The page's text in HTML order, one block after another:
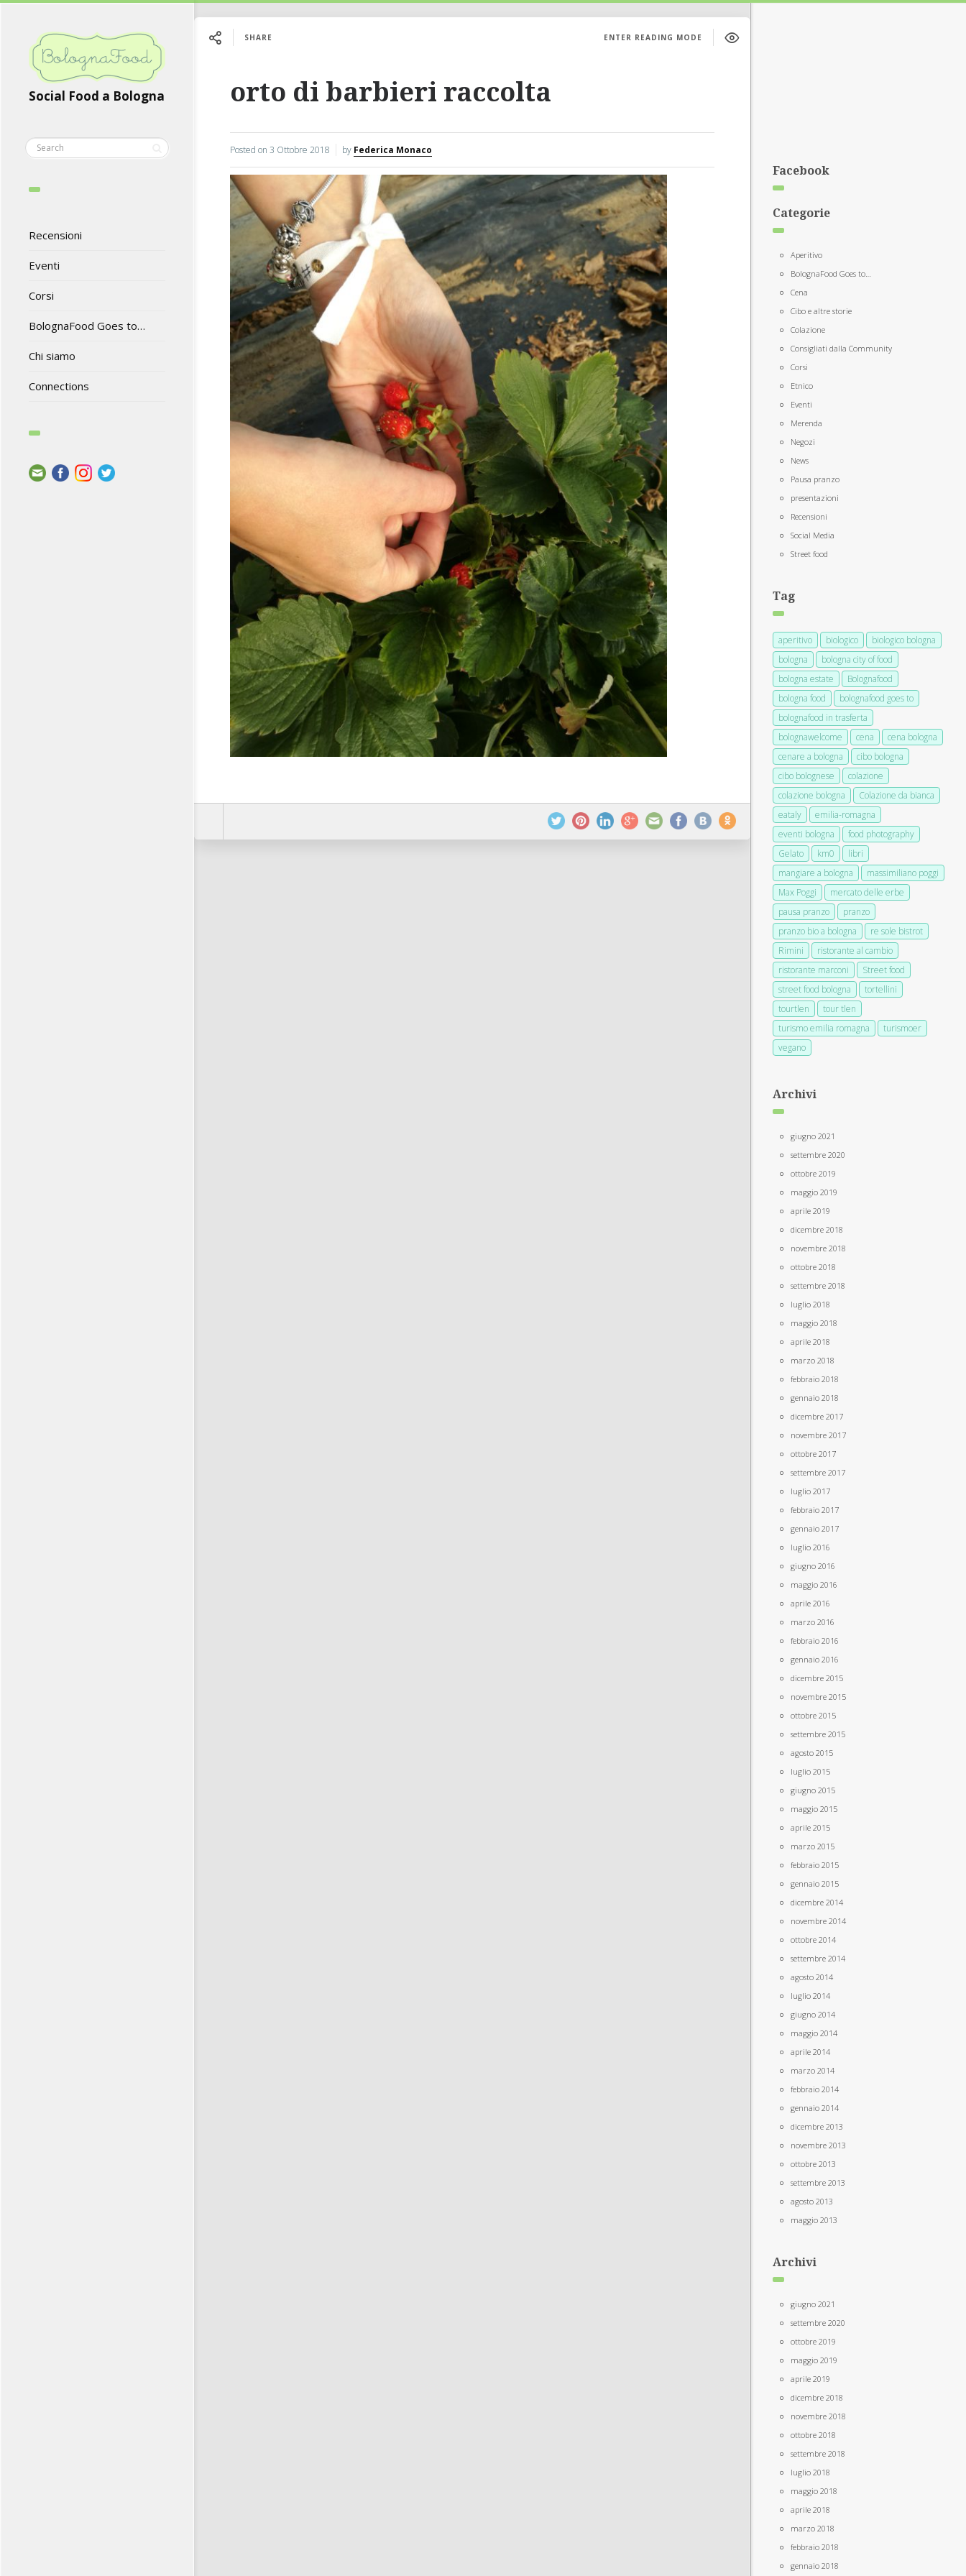
Social Food a Bologna
Recensioni
Eventi
Corsi
BolognaFood Goes to…
Chi siamo
Connections
SHARE ENTER READING MODE
orto di barbieri raccolta
Posted on 3 Ottobre 2018 by Federica Monaco
Facebook
Categorie
Aperitivo
BolognaFood Goes to…
Cena
Cibo e altre storie
Colazione
Consigliati dalla Community
Corsi
Etnico
Eventi
Merenda
Negozi
News
Pausa pranzo
presentazioni
Recensioni
Social Media
Street food
Tag
aperitivo biologico
biologico bologna
bologna
bologna city of food
bologna estate
Bolognafood
bologna food
bolognafood goes to
bolognafood in trasferta
bolognawelcome
cena
cena bologna
cenare a bologna
cibo bologna
cibo bolognese
colazione
colazione bologna
Colazione da bianca
eataly
emilia-romagna
eventi bologna
food photography
Gelato
km0
libri
mangiare a bologna
massimiliano poggi
Max Poggi
mercato delle erbe
pausa pranzo
pranzo
pranzo bio a bologna
re sole bistrot
Rimini
ristorante al cambio
ristorante marconi
Street food
street food bologna
tortellini
tourtlen
tour tlen
turismo emilia romagna
turismoer
vegano
Archivi
giugno 2021
settembre 2020
ottobre 2019
maggio 2019
aprile 2019
dicembre 2018
novembre 2018
ottobre 2018
settembre 2018
luglio 2018
maggio 2018
aprile 2018
marzo 2018
febbraio 2018
gennaio 2018
dicembre 2017
novembre 2017
ottobre 2017
settembre 2017
luglio 2017
febbraio 2017
gennaio 2017
luglio 2016
giugno 2016
maggio 2016
aprile 2016
marzo 2016
febbraio 2016
gennaio 2016
dicembre 2015
novembre 2015
ottobre 2015
settembre 2015
agosto 2015
luglio 2015
giugno 2015
maggio 2015
aprile 2015
marzo 2015
febbraio 2015
gennaio 2015
dicembre 2014
novembre 2014
ottobre 2014
settembre 2014
agosto 2014
luglio 2014
giugno 2014
maggio 2014
aprile 2014
marzo 2014
febbraio 2014
gennaio 2014
dicembre 2013
novembre 2013
ottobre 2013
settembre 2013
agosto 2013
maggio 2013
Archivi
giugno 2021
settembre 2020
ottobre 2019
maggio 2019
aprile 2019
dicembre 2018
novembre 2018
ottobre 2018
settembre 2018
luglio 2018
maggio 2018
aprile 2018
marzo 2018
febbraio 2018
gennaio 2018